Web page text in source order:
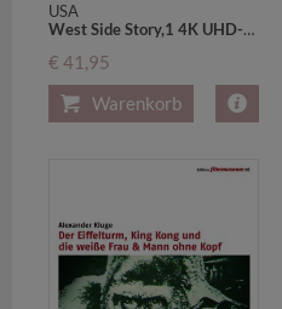
USA
West Side Story,1 4K UHD-Blu-ray + 2 Blu-ray (Limitiertes Mediabook)
€ 41,95
Warenkorb